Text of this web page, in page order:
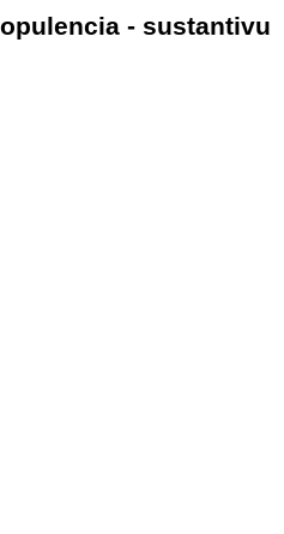
opulencia - sustantivu